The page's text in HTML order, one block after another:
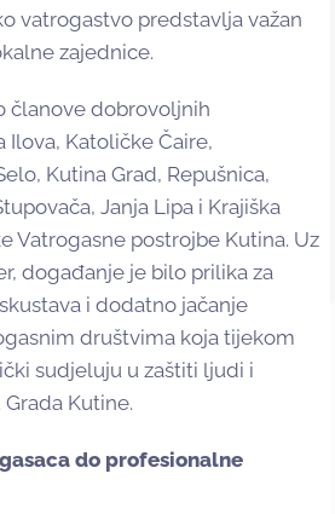
vatrogastvo predstavlja važan
zajednice.
članove dobrovoljnih
Katoličke Čaire,
Kutina Grad, Repušnica,
Janja Lipa i Krajiška
Vatrogasne postrojbe Kutina. Uz
događanje je bilo prilika za
i dodatno jačanje
društvima koja tijekom
sudjeluju u zaštiti ljudi i
Kutine.
do profesionalne